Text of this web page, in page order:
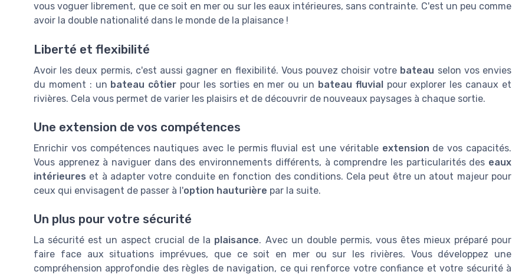
vous voguer librement, que ce soit en mer ou sur les eaux intérieures, sans contrainte. C'est un peu comme
avoir la double nationalité dans le monde de la plaisance !
Liberté et flexibilité
Avoir les deux permis, c'est aussi gagner en flexibilité. Vous pouvez choisir votre bateau selon vos envies
du moment : un bateau côtier pour les sorties en mer ou un bateau fluvialpour explorer les canaux et
rivières. Cela vous permet de varier les plaisirs et de découvrir de nouveaux paysages à chaque sortie.
Une extension de vos compétences
Enrichir vos compétences nautiques avec le permis fluvial est une véritable extension de vos capacités.
Vous apprenez à naviguer dans des environnements différents, à comprendre les particularités des eaux
intérieures et à adapter votre conduite en fonction des conditions. Cela peut être un atout majeur pour
ceux qui envisagent de passer à l'option hauturière par la suite.
Un plus pour votre sécurité
La sécurité est un aspect crucial de la plaisance. Avec un double permis, vous êtes mieux préparé pour
faire face aux situations imprévues, que ce soit en mer ou sur les rivières. Vous développez une
compréhension approfondie des règles de navigation, ce qui renforce votre confiance et votre sécurité à